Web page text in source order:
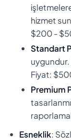
işletmelere
hizmet
$200 -
Standart
uygundur.
Fiyat:
Premium
Esneklik: